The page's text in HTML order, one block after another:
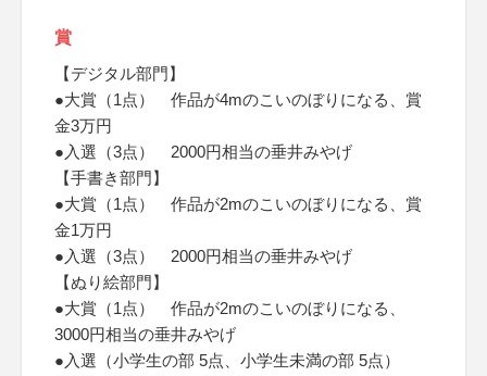
賞
【デジタル部門】
●大賞（1点） 作品が4mのこいのぼりになる、賞
金3万円
●入選（3点） 2000円相当の垂井みやげ
【手書き部門】
●大賞（1点） 作品が2mのこいのぼりになる、賞
金1万円
●入選（3点） 2000円相当の垂井みやげ
【ぬり絵部門】
●大賞（1点） 作品が2mのこいのぼりになる、
3000円相当の垂井みやげ
●入選（小学生の部 5点、小学生未満の部 5点）